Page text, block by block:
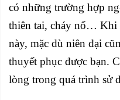
có những trường hợp
thiên tai, cháy nổ… Khi
này, mặc dù niên đại
thuyết phục được bạn.
lòng trong quá trình sử